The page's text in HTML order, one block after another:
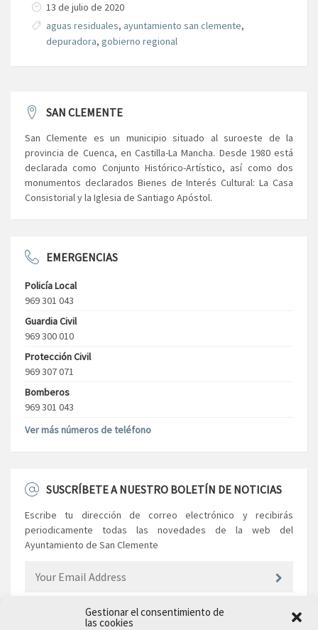
Gestionar el consentimiento de
las cookies
13 de julio de 2020
aguas residuales, ayuntamiento san clemente,
depuradora, gobierno regional
SAN CLEMENTE
San Clemente es un municipio situado al suroeste de la
provincia de Cuenca, en Castilla-La Mancha. Desde 1980 está
declarada como Conjunto Histórico-Artístico, así como dos
monumentos declarados Bienes de Interés Cultural: La Casa
Consistorial y la Iglesia de Santiago Apóstol.
EMERGENCIAS
Policía Local
969 301 043
Guardia Civil
969 300 010
Protección Civil
969 307 071
Bomberos
969 301 043
Ver más números de teléfono
SUSCRÍBETE A NUESTRO BOLETÍN DE NOTICIAS
Escribe tu dirección de correo electrónico y recibirás
periodicamente todas las novedades de la web del
Ayuntamiento de San Clemente